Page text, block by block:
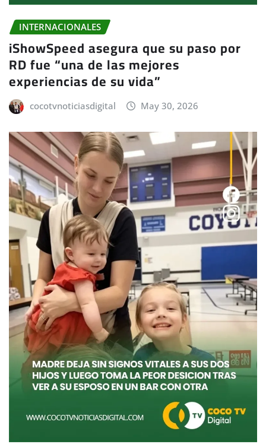
INTERNACIONALES
iShowSpeed asegura que su paso por
RD fue “una de las mejores
experiencias de su vida”
cocotvnoticiasdigital May 30, 2026